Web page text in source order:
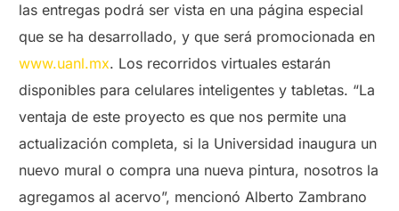
las entregas podrá ser vista en una página especial
que se ha desarrollado, y que será promocionada en
www.uanl.mx. Los recorridos virtuales estarán
disponibles para celulares inteligentes y tabletas. “La
ventaja de este proyecto es que nos permite una
actualización completa, si la Universidad inaugura un
nuevo mural o compra una nueva pintura, nosotros la
agregamos al acervo”, mencionó Alberto Zambrano